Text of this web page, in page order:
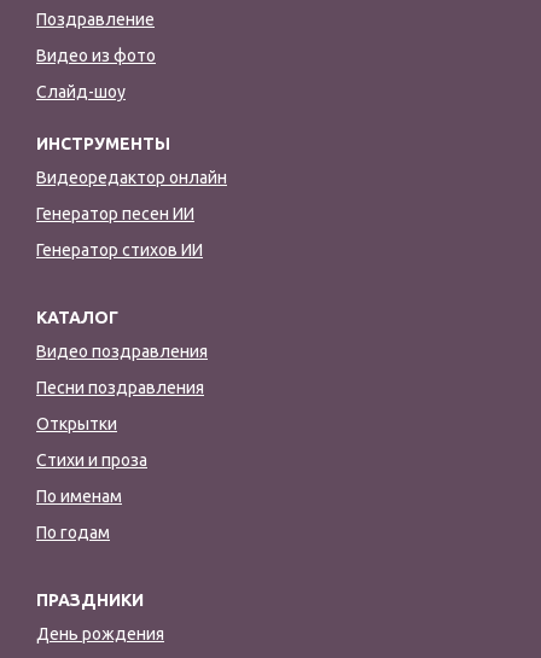
Поздравление
Видео из фото
Слайд-шоу
ИНСТРУМЕНТЫ
Видеоредактор онлайн
Генератор песен ИИ
Генератор стихов ИИ
КАТАЛОГ
Видео поздравления
Песни поздравления
Открытки
Стихи и проза
По именам
По годам
ПРАЗДНИКИ
День рождения